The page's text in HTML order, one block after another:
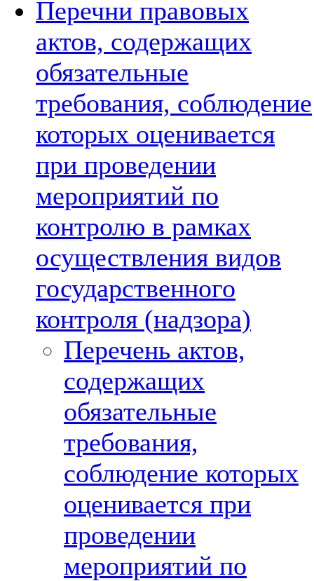
Перечни правовых
актов, содержащих
обязательные
требования, соблюдение
которых оценивается
при проведении
мероприятий по
контролю в рамках
осуществления видов
государственного
контроля (надзора)
Перечень актов,
содержащих
обязательные
требования,
соблюдение которых
оценивается при
проведении
мероприятий по